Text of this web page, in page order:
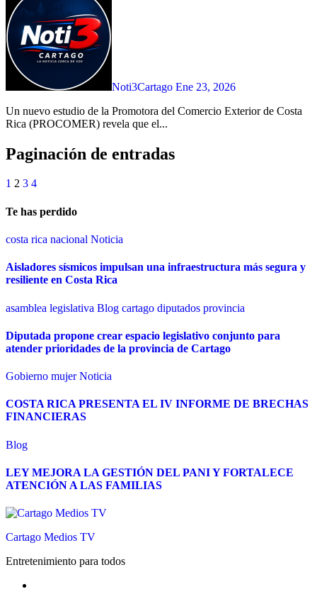
Noti3Cartago Ene 23, 2026
Un nuevo estudio de la Promotora del Comercio Exterior de Costa
Rica (PROCOMER) revela que el...
Paginación de entradas
1 2 3 4
Te has perdido
costa rica nacional Noticia
Aisladores sísmicos impulsan una infraestructura más segura y
resiliente en Costa Rica
asamblea legislativa Blog cartago diputados provincia
Diputada propone crear espacio legislativo conjunto para
atender prioridades de la provincia de Cartago
Gobierno mujerNoticia
COSTA RICA PRESENTA EL IV INFORME DE BRECHAS
FINANCIERAS
Blog
LEY MEJORA LA GESTIÓN DEL PANI Y FORTALECE
ATENCIÓN A LAS FAMILIAS
Cartago Medios TV
Entretenimiento para todos